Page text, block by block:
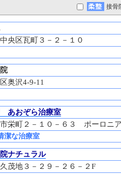
接骨
央区瓦町３－２－１０
奥沢4-9-11
あおぞら治療室
市栄町２－１０－６３ ポーロ
潔な治療室
ナチュラル
茂地３－２９－２６－２F